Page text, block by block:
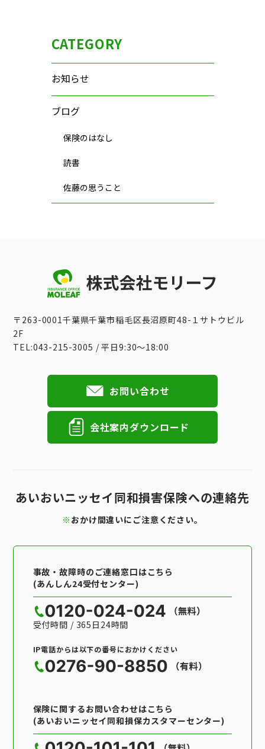
CATEGORY
お知らせ
ブログ
保険のはなし
読書
佐藤の思うこと
〒263-0001千葉県千葉市稲毛区長沼原町48-１サトウビル
2F
TEL:043-215-3005 / 平日9:30〜18:00
お問い合わせ
会社案内ダウンロード
あいおいニッセイ同和損害保険への連絡先
※ おかけ間違いにご注意ください。
事故・故障時のご連絡窓口はこちら
(あんしん24受付センター)
受付時間 / 365日24時間
IP電話からは以下の番号におかけください
保険に関するお問い合わせはこちら
(あいおいニッセイ同和損保カスタマーセンター)